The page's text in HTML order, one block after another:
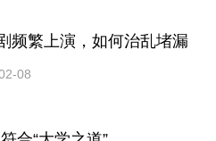
频繁上演，如何治乱堵漏
08